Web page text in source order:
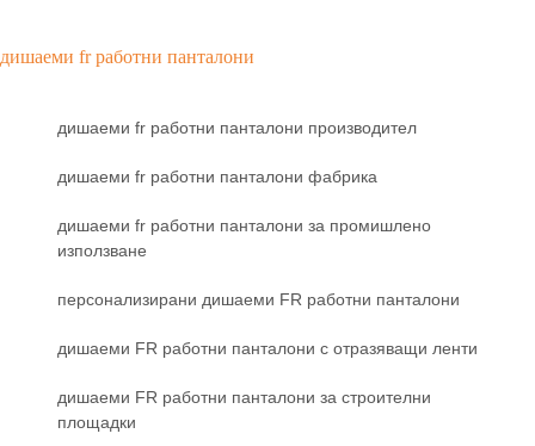
дишаеми fr работни панталони
дишаеми fr работни панталони производител
дишаеми fr работни панталони фабрика
дишаеми fr работни панталони за промишлено
използване
персонализирани дишаеми FR работни панталони
дишаеми FR работни панталони с отразяващи ленти
дишаеми FR работни панталони за строителни
площадки